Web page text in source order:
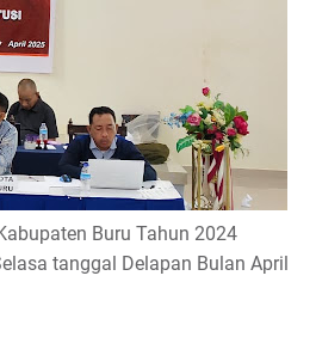
Buru Tahun 2024
tanggal Delapan Bulan April